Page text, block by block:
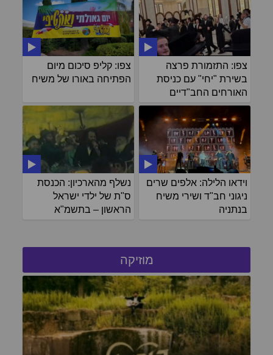
צפו: קליפ סיכום מיום
הפתיחה באורו של משיח
צפו: התזמורת פרצה
בשירת "יחי" עם כניסת
האורחים החב"דיים
נשלף מהארכיון: הכנסת
ס"ת של ילדי ישראל
הראשון – בתשמ"א
וידאו הלילה: אלפים שרים
ניגוני חב"ד ושירי משיח
בנתניה
מוזיקה